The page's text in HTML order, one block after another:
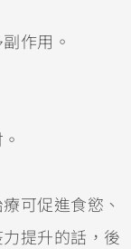
作用。
可促進食慾、
提升的話，後